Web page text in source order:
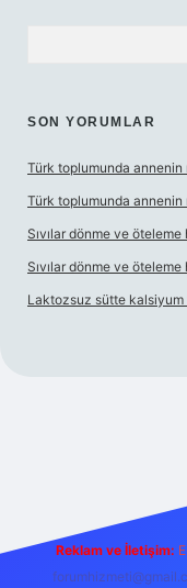
SON YORUMLAR
Türk toplumunda annenin
Türk toplumunda annenin
Sıvılar dönme ve
Sıvılar dönme ve
Laktozsuz sütte kalsiyum
Reklam ve İletişim: